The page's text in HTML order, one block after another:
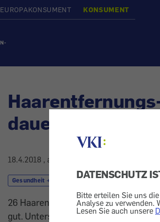
DATENSCHUTZ
Bitte erteilen Sie uns
Analyse zu verwenden.
Lesen Sie auch unsere
EUROPAKONSUMENT KONSUMENT
dauerhaft los
18.4.2018 , aktualisiert am
Gesundheit + Kosmetik Haare Rasierer
26 Haarentfernungsgeräte im Test:
gut. Unterschiede gibt es auch, was